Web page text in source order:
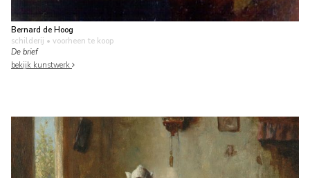
Bernard de Hoog
schilderij • voorheen te koop
De brief
bekijk kunstwerk